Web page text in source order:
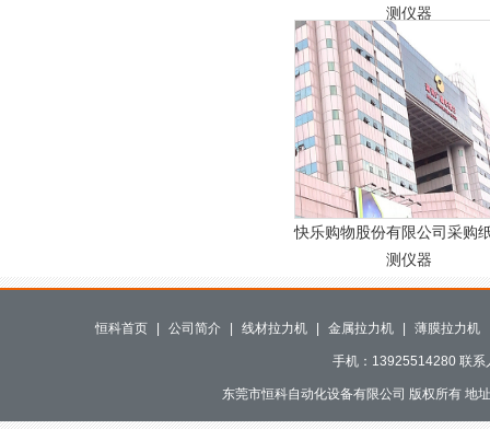
测仪器
快乐购物股份有限公司采购
测仪器
恒科首页 公司简介 线材拉力机 金属拉力机 薄膜拉力机
手机：13925514280 联系
东莞市恒科自动化设备有限公司 版权所有 地